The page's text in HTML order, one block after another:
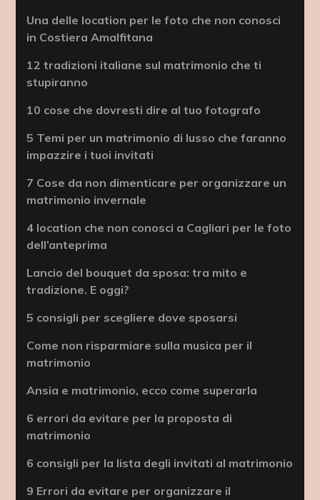
Una delle location per le foto che non conosci
in Costiera Amalfitana
12 tradizioni italiane sul matrimonio che ti
stupiranno
10 cose che dovresti dire al tuo fotografo
5 Temi per un matrimonio di lusso che faranno
impazzire i tuoi invitati
7 Cose da non dimenticare per organizzare un
matrimonio invernale
4 location che non conosci a Cagliari per le foto
dell’anteprima
Lancio del bouquet da sposa: tra mito e
tradizione. E oggi?
5 consigli per scegliere dove sposarsi
Come non risparmiare sulla musica per il
matrimonio
Ansia e matrimonio, ecco come superarla
6 errori da evitare per la proposta di
matrimonio
6 consigli per la lista degli invitati al matrimonio
9 Errori da evitare per organizzare il